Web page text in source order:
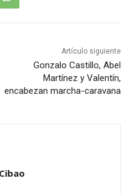
Artículo siguiente
Gonzalo Castillo, Abel
Martínez y Valentín,
encabezan marcha-caravana